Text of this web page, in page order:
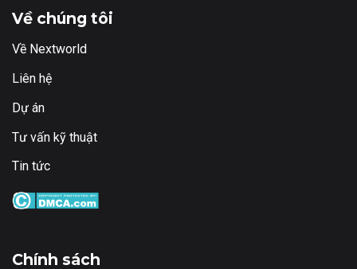
Về chúng tôi
Về Nextworld
Liên hệ
Dự án
Tư vấn kỹ thuật
Tin tức
Chính sách